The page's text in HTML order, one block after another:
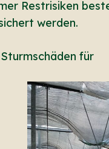
Restrisiken
werden.
für